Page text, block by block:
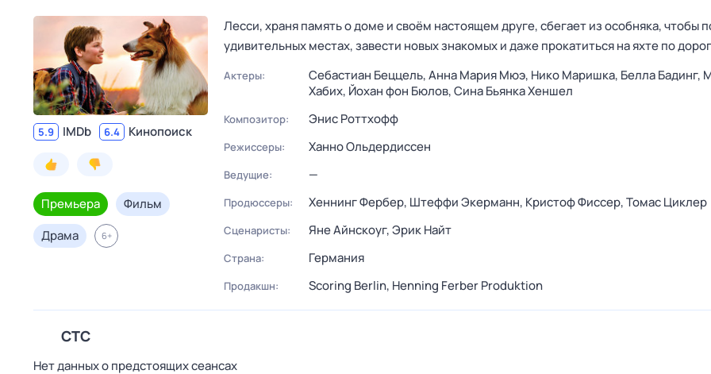
5.9 IMDb 6.4 Кинопоиск
Премьера
Фильм
Драма
6+
Лесси, храня память о доме и своём настоящем друге, сбегает из особняка, чтобы
удивительных местах, завести новых знакомых и даже прокатиться на яхте по
Актеры: Себастиан Беццель,Анна Мария Мюэ, Нико Маришка, Белла Бадинг,
Хабих, Йохан фон Бюлов,Сина Бьянка Хеншел
Композитор: Энис Роттхофф
Режиссеры: Ханно Ольдердиссен
Ведущие: —
Продюссеры: Хеннинг Фербер, Штеффи Экерманн, Кристоф Фиссер,Томас Циклер
Сценаристы: Яне Айнскоуг,Эрик Найт
Страна: Германия
Продакшн: Scoring Berlin, Henning Ferber Produktion
СТС
Нет данных о предстоящих сеансах